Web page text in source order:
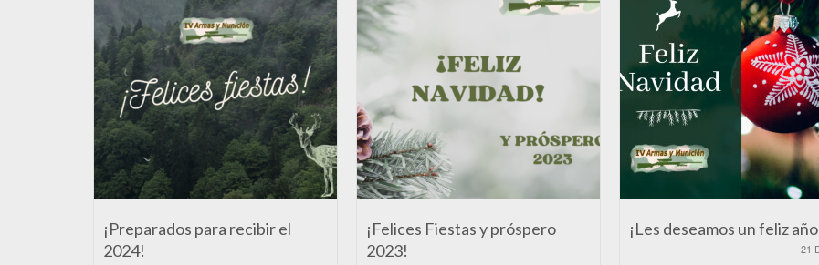
¡Preparados para recibir el
2024!
¡Felices Fiestas y próspero
2023!
¡Les deseamos un feliz
21